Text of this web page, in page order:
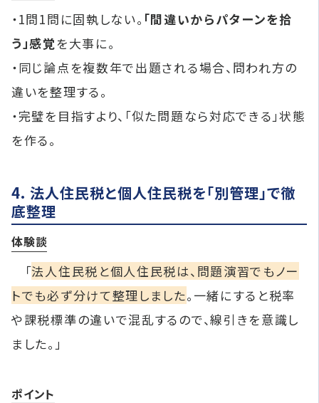
・1問1問に固執しない。 「間違いからパターンを拾
う」感覚を大事に。
・同じ論点を複数年で出題される場合、問われ方の
違いを整理する。
・完璧を目指すより、「似た問題なら対応できる」状態
を作る。
4. 法人住民税と個人住民税を「別管理」で徹
底整理
体験談
「法人住民税と個人住民税は、問題演習でもノー
トでも必ず分けて整理しました。一緒にすると税率
や課税標準の違いで混乱するので、線引きを意識し
ました。」
ポイント